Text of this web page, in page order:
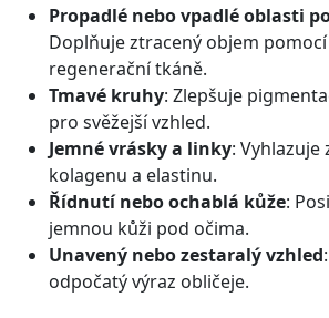
Propadlé nebo vpadlé oblasti
Doplňuje ztracený objem
regenerační tkáně.
Tmavé kruhy: Zlepšuje
pro svěžejší vzhled.
Jemné vrásky a linky: Vyhlazuje
kolagenu a elastinu.
Řídnutí nebo ochablá kůže:
jemnou kůži pod očima.
Unavený nebo zestaralý vzhled
odpočatý výraz obličeje.